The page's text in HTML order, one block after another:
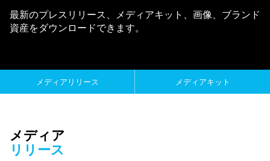
最新のプレスリリース、メディアキット、画像、ブランド
資産をダウンロードできます。
メディアリリース メディアキット
メディア
リリース